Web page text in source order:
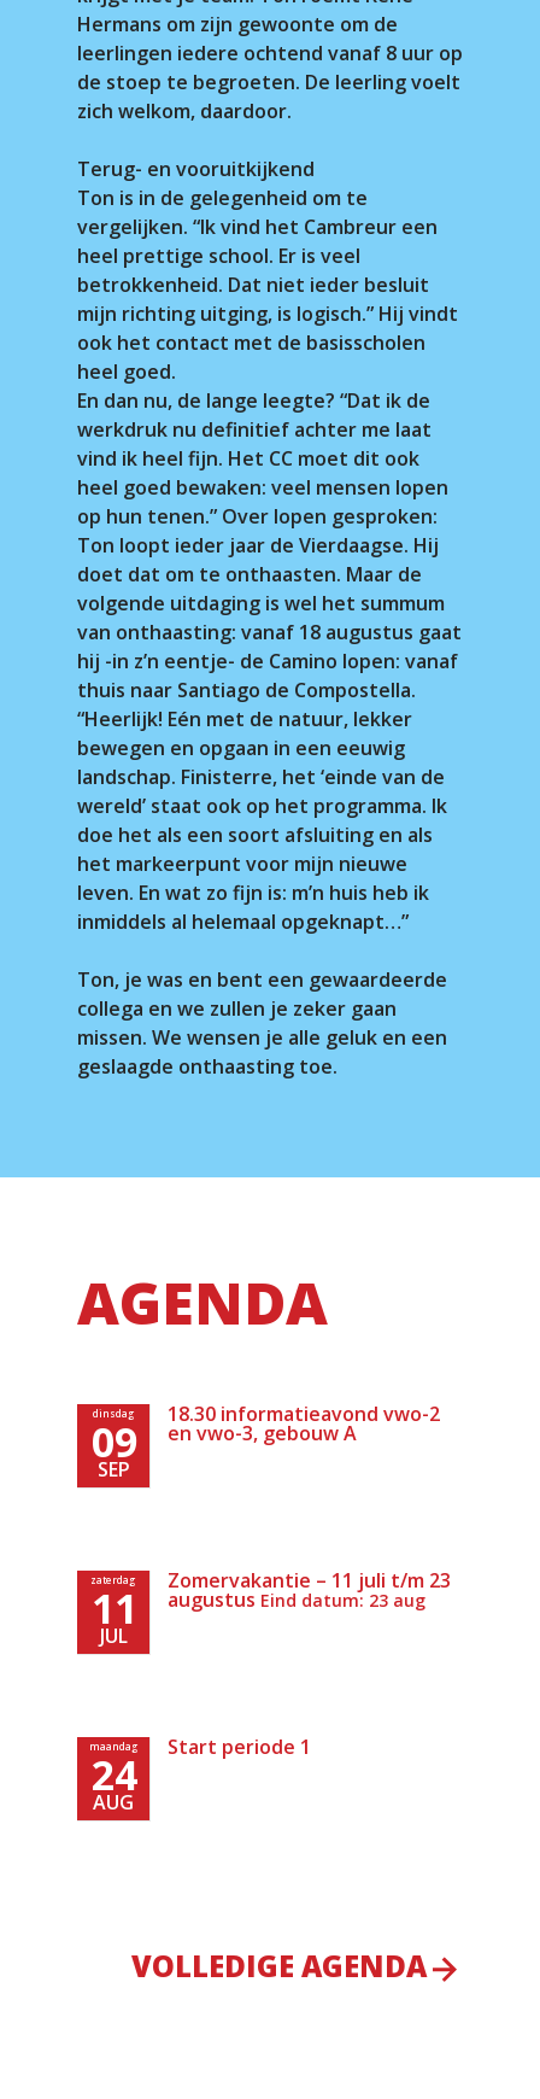
Hermans om zijn gewoonte om de
leerlingen iedere ochtend vanaf 8 uur op
de stoep te begroeten. De leerling voelt
zich welkom, daardoor.
Terug- en vooruitkijkend
Ton is in de gelegenheid om te
vergelijken. “Ik vind het Cambreur een
heel prettige school. Er is veel
betrokkenheid. Dat niet ieder besluit
mijn richting uitging, is logisch.” Hij vindt
ook het contact met de basisscholen
heel goed.
En dan nu, de lange leegte? “Dat ik de
werkdruk nu definitief achter me laat
vind ik heel fijn. Het CC moet dit ook
heel goed bewaken: veel mensen lopen
op hun tenen.” Over lopen gesproken:
Ton loopt ieder jaar de Vierdaagse. Hij
doet dat om te onthaasten. Maar de
volgende uitdaging is wel het summum
van onthaasting: vanaf 18 augustus gaat
hij -in z’n eentje- de Camino lopen: vanaf
thuis naar Santiago de Compostella.
“Heerlijk! Eén met de natuur, lekker
bewegen en opgaan in een eeuwig
landschap. Finisterre, het ‘einde van de
wereld’ staat ook op het programma. Ik
doe het als een soort afsluiting en als
het markeerpunt voor mijn nieuwe
leven. En wat zo fijn is: m’n huis heb ik
inmiddels al helemaal opgeknapt…”
Ton, je was en bent een gewaardeerde
collega en we zullen je zeker gaan
missen. We wensen je alle geluk en een
geslaagde onthaasting toe.
AGENDA
dinsdag
09
SEP
18.30 informatieavond vwo-2
en vwo-3, gebouw A
zaterdag
11
JUL
Zomervakantie – 11 juli t/m 23
augustus Eind datum: 23 aug
maandag
24
AUG
Start periode 1
VOLLEDIGE AGENDA